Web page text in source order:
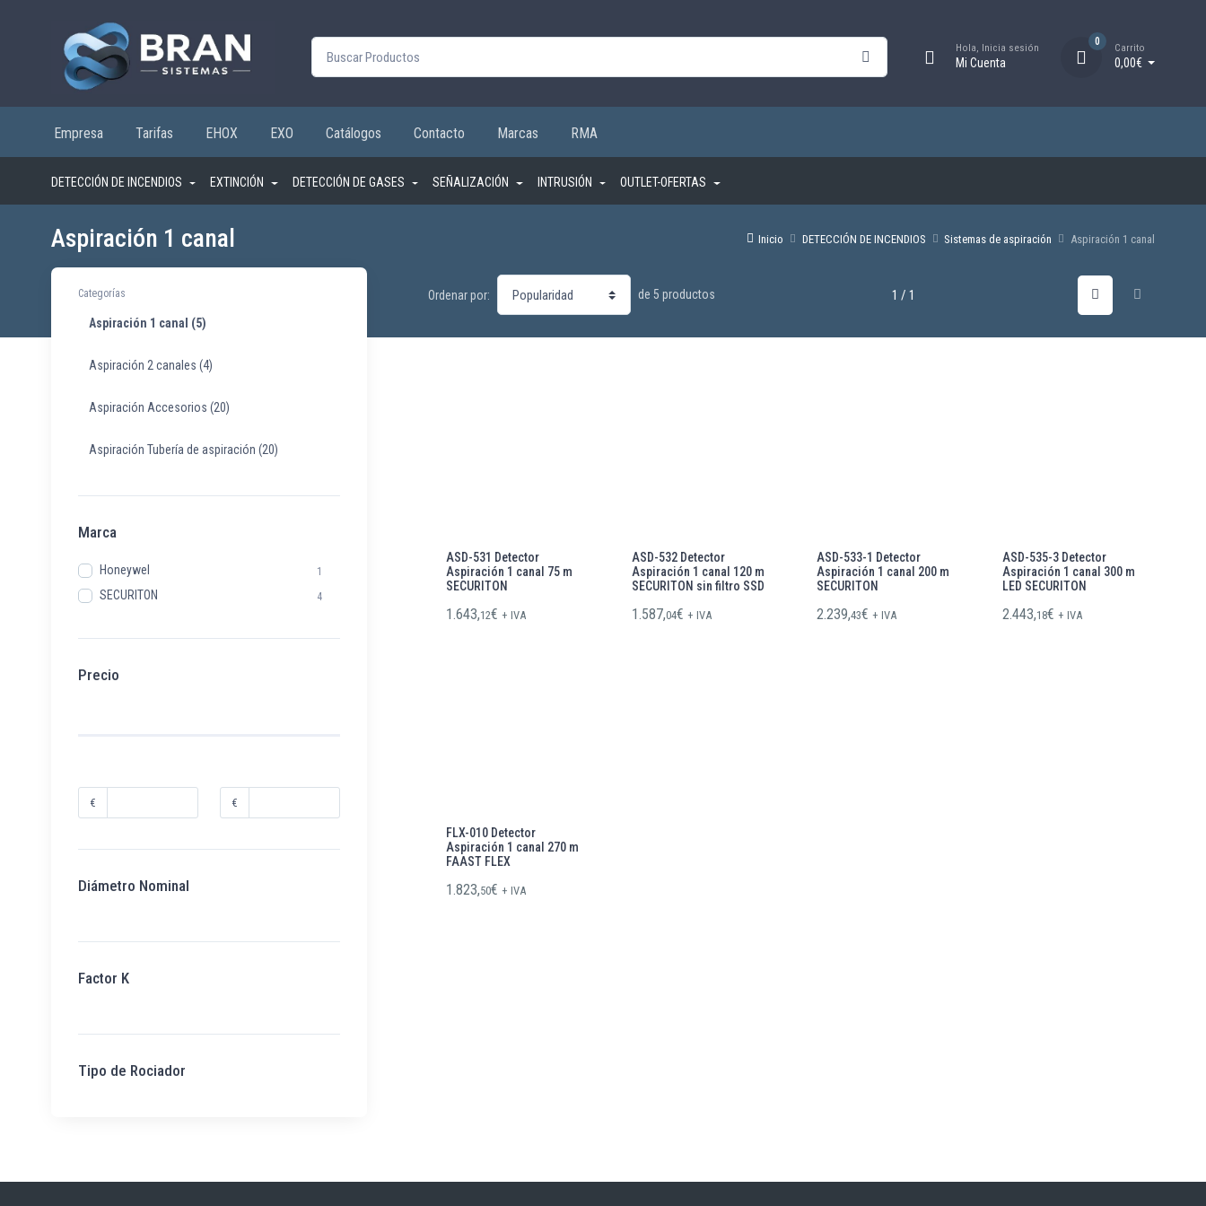
Buscar por: Hola, Inicia sesión
Mi Cuenta
0
Carrito
0,00€
Empresa Tarifas EHOX EXO Catálogos Contacto Marcas RMA
DETECCIÓN DE INCENDIOS EXTINCIÓN DETECCIÓN DE GASES SEÑALIZACIÓN INTRUSIÓN OUTLET-OFERTAS
Inicio DETECCIÓN DE INCENDIOS Sistemas de aspiración Aspiración 1 canal
Aspiración 1 canal
Ordenar por: de 5 productos 1 / 1
ASD-531 Detector
Aspiración 1 canal 75 m
SECURITON
1.643,12€ + IVA
ASD-532 Detector
Aspiración 1 canal 120 m
SECURITON sin filtro SSD
1.587,04€ + IVA
ASD-533-1 Detector
Aspiración 1 canal 200 m
SECURITON
2.239,43€ + IVA
ASD-535-3 Detector
Aspiración 1 canal 300 m
LED SECURITON
2.443,18€ + IVA
FLX-010 Detector
Aspiración 1 canal 270 m
FAAST FLEX
1.823,50€ + IVA
Categorías
Aspiración 1 canal (5)
Aspiración 2 canales (4)
Aspiración Accesorios (20)
Aspiración Tubería de aspiración (20)
Marca
Honeywel 1
SECURITON 4
Precio
€ €
Diámetro Nominal
Factor K
Tipo de Rociador